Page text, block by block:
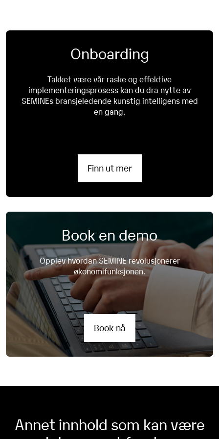
Onboarding
Takket være vår raske og effektive
implementeringsprosess kan du dra nytte av
SEMINEs bransjeledende kunstig intelligens med
en gang.
Finn ut mer
Book en demo
Opplev hvordan SEMINE revolusjonerer
økonomifunksjonen.
Book nå
Annet innhold som kan være